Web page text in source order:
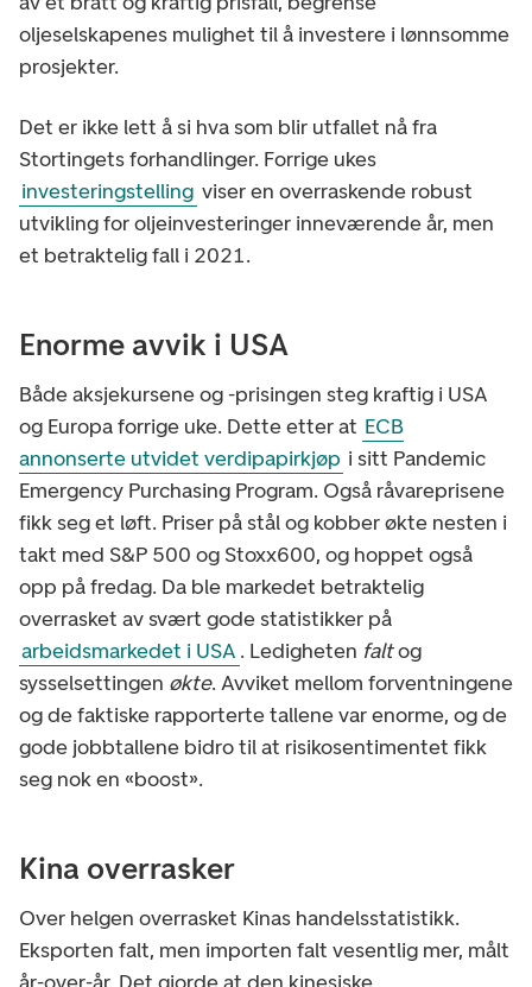
oljeselskapenes mulighet til å investere i lønnsomme
prosjekter.
Det er ikke lett å si hva som blir utfallet nå fra
Stortingets forhandlinger. Forrige ukes
investeringstelling viser en overraskende robust
utvikling for oljeinvesteringer inneværende år, men
et betraktelig fall i 2021.
Enorme avvik i USA
Både aksjekursene og -prisingen steg kraftig i USA
og Europa forrige uke. Dette etter at ECB
annonserte utvidet verdipapirkjøp i sitt Pandemic
Emergency Purchasing Program. Også råvareprisene
fikk seg et løft. Priser på stål og kobber økte nesten i
takt med S&P 500 og Stoxx600, og hoppet også
opp på fredag. Da ble markedet betraktelig
overrasket av svært gode statistikker på
arbeidsmarkedet i USA . Ledigheten faltog
sysselsettingen økte. Avviket mellom forventningene
og de faktiske rapporterte tallene var enorme, og de
gode jobbtallene bidro til at risikosentimentet fikk
seg nok en «boost».
Kina overrasker
Over helgen overrasket Kinas handelsstatistikk.
Eksporten falt, men importen falt vesentlig mer, målt